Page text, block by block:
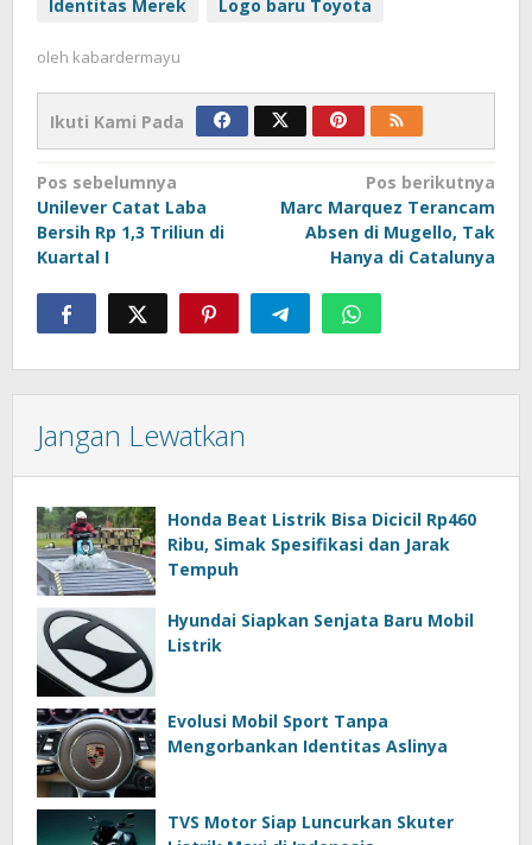
Identitas Merek Logo baru Toyota
oleh kabardermayu
Ikuti Kami Pada
Navigasi
pos
Pos sebelumnya
Unilever Catat Laba
Bersih Rp 1,3 Triliun di
Kuartal I
Pos berikutnya
Marc Marquez Terancam
Absen di Mugello, Tak
Hanya di Catalunya
Jangan Lewatkan
Honda Beat Listrik Bisa Dicicil Rp460
Ribu, Simak Spesifikasi dan Jarak
Tempuh
Hyundai Siapkan Senjata Baru Mobil
Listrik
Evolusi Mobil Sport Tanpa
Mengorbankan Identitas Aslinya
TVS Motor Siap Luncurkan Skuter